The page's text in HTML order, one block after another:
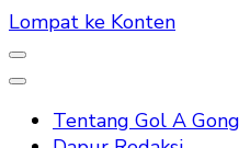
Lompat ke Konten
Tentang Gol A Gong